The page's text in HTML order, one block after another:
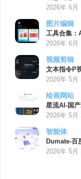
2026年 6月
图片编辑
工具合集：
2026年 6月
视频剪辑
文本指令P
2026年 5月
绘画网站
星流AI-国
2026年 5月
智能体
Dumate-百
2026年 5月